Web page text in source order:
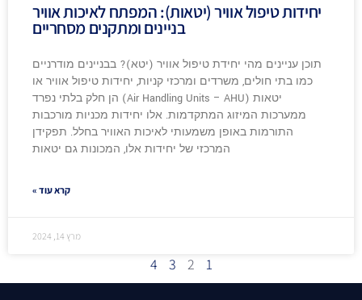
יחידות טיפול אוויר (יטאות): המפתח לאיכות אוויר
בניינים ומתקנים מסחריים
תוכן עניינים מהי יחידת טיפול אוויר (יטא)? בבניינים מודרניים
כמו בתי חולים, משרדים ומרכזי קניות, יחידות טיפול אוויר או
יטאות (Air Handling Units – AHU) הן חלק בלתי נפרד
ממערכות המיזוג המתקדמות. אלו יחידות מכניות מורכבות
התורמות באופן משמעותי לאיכות האוויר בחלל. תפקידן
המרכזי של יחידות אלו, המכונות גם יטאות
קרא עוד »
מרץ 14, 2024
1
2
3
4